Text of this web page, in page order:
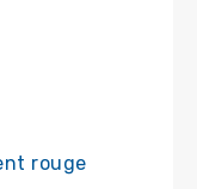
rouge